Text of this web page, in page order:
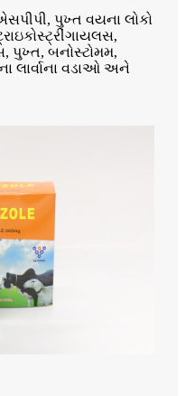
પુખ્ત વયના લોકો
પુખ્ત, બનોસ્ટોમમ,
લાર્વાના વડાઓ અને